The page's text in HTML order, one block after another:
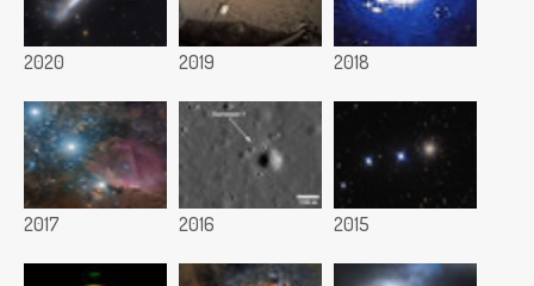
2020 2019 2018
2017 2016 2015